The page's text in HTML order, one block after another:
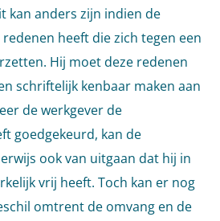
kan anders zijn indien de
heeft die zich tegen een
Hij moet deze redenen
schriftelijk kenbaar maken aan
de werkgever de
goedgekeurd, kan de
ook van uitgaan dat hij in
vrij heeft. Toch kan er nog
omtrent de omvang en de